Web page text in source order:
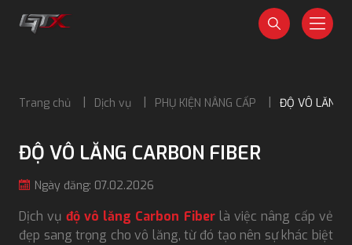
Trang chủ Dịch vụ PHỤ KIỆN NÂNG CẤP ĐỘ VÔ LĂNG
ĐỘ VÔ LĂNG CARBON FIBER
Ngày đăng: 07.02.2026
Dịch vụ độ vô lăng Carbon Fiberlà việc nâng cấp vẻ
đẹp sang trọng cho vô lăng, từ đó tạo nên sự khác biệt